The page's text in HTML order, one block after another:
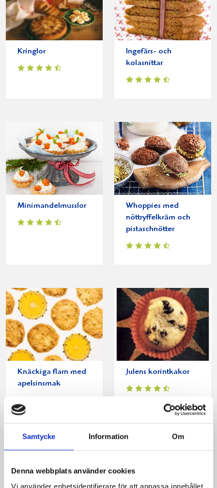
Samtycke Information Om
Denna webbplats använder cookies
Vi använder enhetsidentifierare för att anpassa innehållet
Kringlor
Ingefärs- och
kolasnittar
Minimandelmusslor
Whoppies med
nöttryffelkräm och
pistaschnötter
Knäckiga flarn med
apelsinsmak
Julens korintkakor